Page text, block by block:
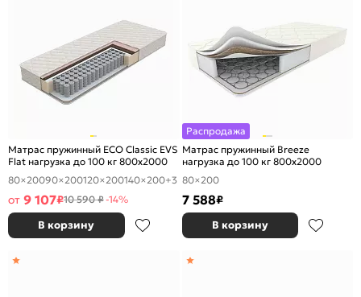
Матрас пружинный ECO Classic EVS
Flat нагрузка до 100 кг 800x2000
80×20090×200120×200140×200+3
от 9 107₽10 590 ₽-14%
В корзину
Распродажа
Матрас пружинный Breeze
нагрузка до 100 кг 800x2000
80×200
7 588₽
В корзину